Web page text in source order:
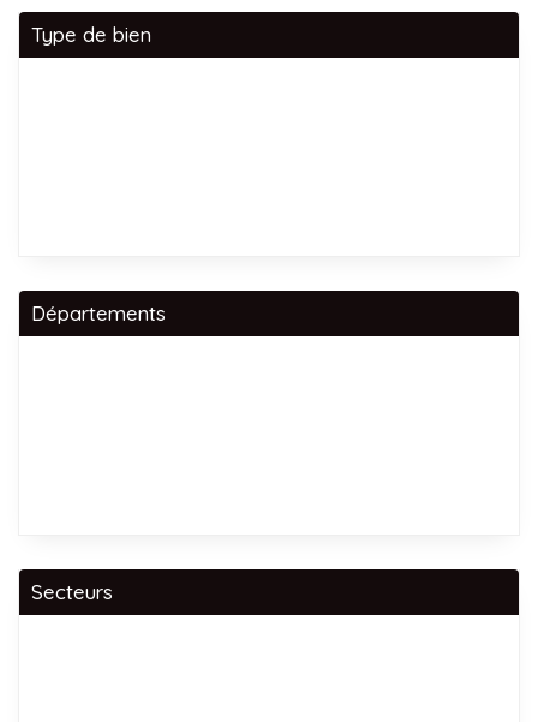
Type de bien
Départements
Secteurs